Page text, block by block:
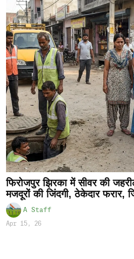
फिरोजपुर झिरका में सीवर की
मजदूरों की जिंदगी, ठेकेदार फरार,
A Staff
Apr 15, 26